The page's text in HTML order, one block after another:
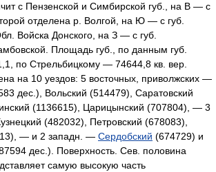
с Пензенской и Симбирской губ., на В — с
отделена р. Волгой, на Ю — с губ.
Войска Донского, на З — с губ.
Площадь губ., по данным губ.
по Стрельбицкому — 74644,8 кв. вер.
на 10 уездов: 5 восточных, приволжских —
дес.), Вольский (514479), Саратовский
(1136615), Царицынский (707804), — 3
(482032), Петровский (678083),
— и 2 западн. — Сердобский (674729) и
дес.). Поверхность. Сев. половина
самую высокую часть